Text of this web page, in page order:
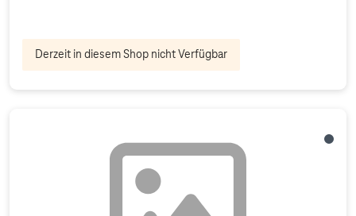
Derzeit in diesem Shop nicht Verfügbar